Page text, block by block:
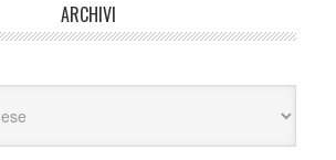
ARCHIVI